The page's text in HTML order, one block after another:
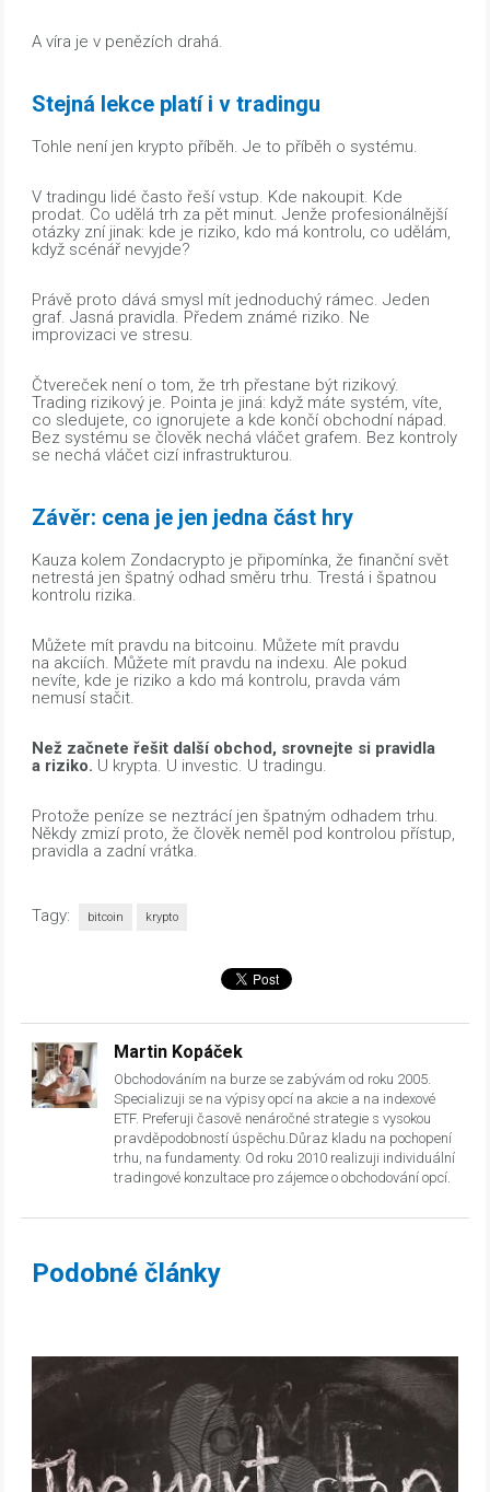
A víra je v penězích drahá.
Stejná lekce platí i v tradingu
Tohle není jen krypto příběh. Je to příběh o systému.
V tradingu lidé často řeší vstup. Kde nakoupit. Kde
prodat. Co udělá trh za pět minut. Jenže profesionálnější
otázky zní jinak: kde je riziko, kdo má kontrolu, co udělám,
když scénář nevyjde?
Právě proto dává smysl mít jednoduchý rámec. Jeden
graf. Jasná pravidla. Předem známé riziko. Ne
improvizaci ve stresu.
Čtvereček není o tom, že trh přestane být rizikový.
Trading rizikový je. Pointa je jiná: když máte systém, víte,
co sledujete, co ignorujete a kde končí obchodní nápad.
Bez systému se člověk nechá vláčet grafem. Bez kontroly
se nechá vláčet cizí infrastrukturou.
Závěr: cena je jen jedna část hry
Kauza kolem Zondacrypto je připomínka, že finanční svět
netrestá jen špatný odhad směru trhu. Trestá i špatnou
kontrolu rizika.
Můžete mít pravdu na bitcoinu. Můžete mít pravdu
na akciích. Můžete mít pravdu na indexu. Ale pokud
nevíte, kde je riziko a kdo má kontrolu, pravda vám
nemusí stačit.
Než začnete řešit další obchod, srovnejte si pravidla
a riziko. U krypta. U investic. U tradingu.
Protože peníze se neztrácí jen špatným odhadem trhu.
Někdy zmizí proto, že člověk neměl pod kontrolou přístup,
pravidla a zadní vrátka.
Tagy: bitcoin krypto
Martin Kopáček
Obchodováním na burze se zabývám od roku 2005.
Specializuji se na výpisy opcí na akcie a na indexové
ETF. Preferuji časově nenáročné strategie s vysokou
pravděpodobností úspěchu.Důraz kladu na pochopení
trhu, na fundamenty. Od roku 2010 realizuji individuální
tradingové konzultace pro zájemce o obchodování opcí.
Podobné články